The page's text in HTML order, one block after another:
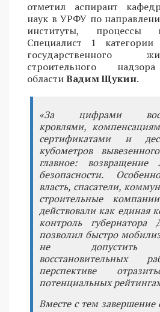
отметил аспирант
наук в УРФУ по
институты, процессы
Специалист 1
государственного
строительного
областиВадим Щукин.
«За цифрами
кровлями,
сертификатами и
кубометров
главное: возвращение
безопасности.
власть, спасатели,
строительные
действовали как единая
контроль губернатора
позволил быстро
не допустить
перспективе
потенциальных
Вместе с тем завершение